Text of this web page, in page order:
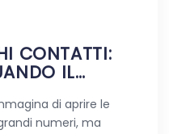
CONTATTI:
IL
di aprire le
numeri, ma